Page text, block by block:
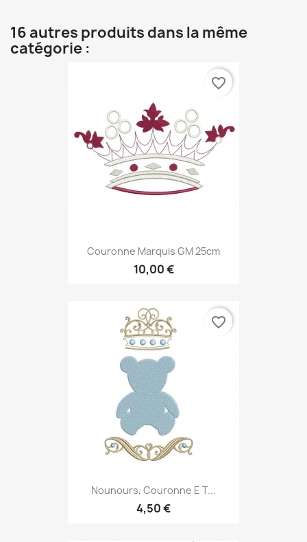
16 autres produits dans la même
catégorie :
Couronne Marquis GM 25cm
10,00 €
favorite_border
Nounours, Couronne E T...
4,50 €
favorite_border